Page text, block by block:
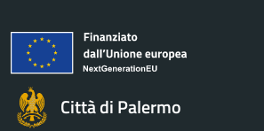
Città di Palermo